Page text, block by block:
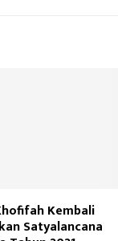
Kembali
Satyalancana